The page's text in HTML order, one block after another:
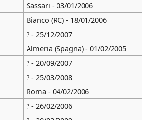
Sassari - 03/01/2006
Bianco (RC) - 18/01/2006
? - 25/12/2007
Almeria (Spagna) - 01/02/2005
? - 20/09/2007
? - 25/03/2008
Roma - 04/02/2006
? - 26/02/2006